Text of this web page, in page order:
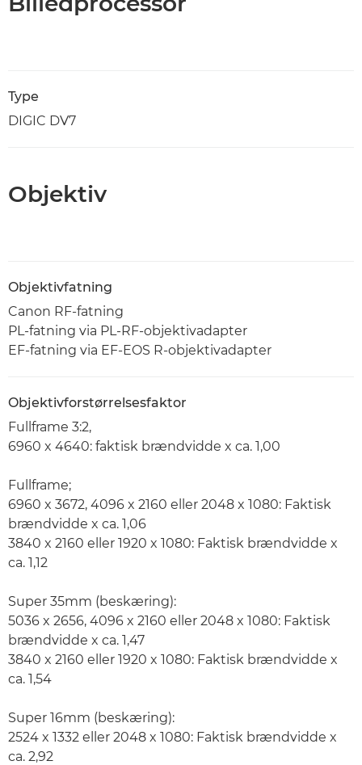
Type
DIGIC DV7
Objektiv
Objektivfatning
Canon RF-fatning
PL-fatning via PL-RF-objektivadapter
EF-fatning via EF-EOS R-objektivadapter
Objektivforstørrelsesfaktor
Fullframe 3:2,
6960 x 4640: faktisk brændvidde x ca. 1,00
Fullframe;
6960 x 3672, 4096 x 2160 eller 2048 x 1080: Faktisk
brændvidde x ca. 1,06
3840 x 2160 eller 1920 x 1080: Faktisk brændvidde x
ca. 1,12
Super 35mm (beskæring):
5036 x 2656, 4096 x 2160 eller 2048 x 1080: Faktisk
brændvidde x ca. 1,47
3840 x 2160 eller 1920 x 1080: Faktisk brændvidde x
ca. 1,54
Super 16mm (beskæring):
2524 x 1332 eller 2048 x 1080: Faktisk brændvidde x
ca. 2,92